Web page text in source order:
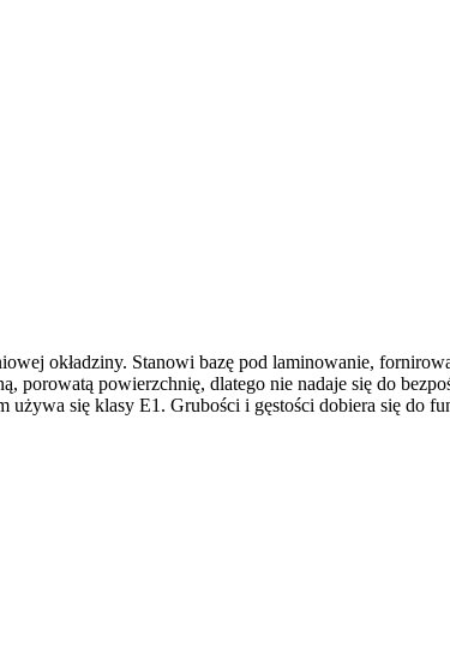
okładziny. Stanowi bazę pod laminowanie,
porowatą powierzchnię, dlatego nie nadaje się do
się klasy E1. Grubości i gęstości dobiera się do